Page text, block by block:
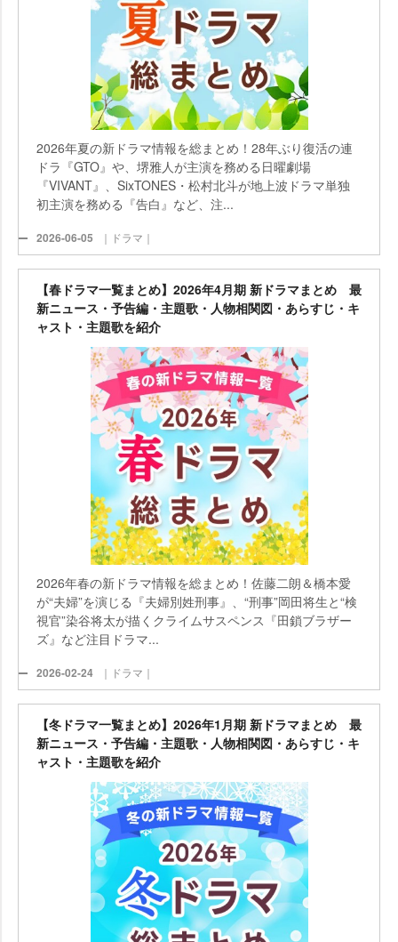
2026年夏の新ドラマ情報を総まとめ！28年ぶり復活の連
ドラ『GTO』や、堺雅人が主演を務める日曜劇場
『VIVANT』、SixTONES・松村北斗が地上波ドラマ単独
初主演を務める『告白』など、注...
2026-06-05 ｜ドラマ｜
【春ドラマ一覧まとめ】2026年4月期 新ドラマまとめ 最
新ニュース・予告編・主題歌・人物相関図・あらすじ・キ
ャスト・主題歌を紹介
2026年春の新ドラマ情報を総まとめ！佐藤二朗＆橋本愛
が“夫婦”を演じる『夫婦別姓刑事』、“刑事”岡田将生と“検
視官”染谷将太が描くクライムサスペンス『田鎖ブラザー
ズ』など注目ドラマ...
2026-02-24 ｜ドラマ｜
【冬ドラマ一覧まとめ】2026年1月期 新ドラマまとめ 最
新ニュース・予告編・主題歌・人物相関図・あらすじ・キ
ャスト・主題歌を紹介